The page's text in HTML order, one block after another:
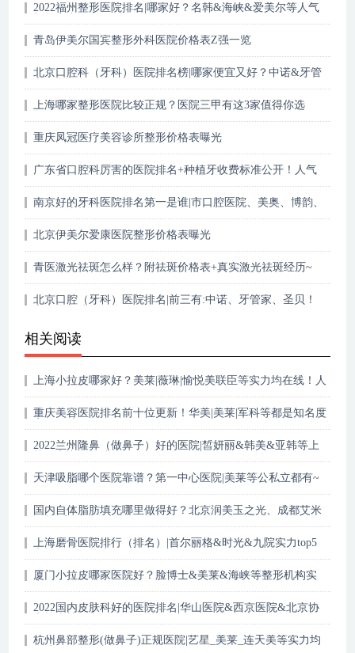
2022福州整形医院排名|哪家好？名韩&海峡&爱美尔等人气
青岛伊美尔国宾整形外科医院价格表Z强一览
北京口腔科（牙科）医院排名榜|哪家便宜又好？中诺&牙管
上海哪家整形医院比较正规？医院三甲有这3家值得你选
重庆凤冠医疗美容诊所整形价格表曝光
广东省口腔科厉害的医院排名+种植牙收费标准公开！人气
南京好的牙科医院排名第一是谁|市口腔医院、美奥、博韵、
北京伊美尔爱康医院整形价格表曝光
青医激光祛斑怎么样？附祛斑价格表+真实激光祛斑经历~
北京口腔（牙科）医院排名|前三有:中诺、牙管家、圣贝！
相关阅读
上海小拉皮哪家好？美莱|薇琳|愉悦美联臣等实力均在线！人
重庆美容医院排名前十位更新！华美|美莱|军科等都是知名度
2022兰州隆鼻（做鼻子）好的医院|皙妍丽&韩美&亚韩等上
天津吸脂哪个医院靠谱？第一中心医院|美莱等公私立都有~
国内自体脂肪填充哪里做得好？北京润美玉之光、成都艾米
上海磨骨医院排行（排名）|首尔丽格&时光&九院实力top5
厦门小拉皮哪家医院好？脸博士&美莱&海峡等整形机构实
2022国内皮肤科好的医院排名|华山医院&西京医院&北京协
杭州鼻部整形(做鼻子)正规医院|艺星_美莱_连天美等实力均